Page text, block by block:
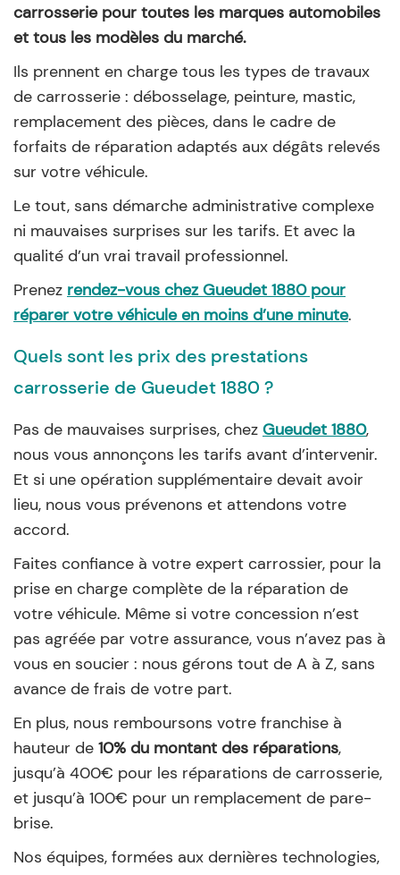
carrosserie pour toutes les marques automobiles
et tous les modèles du marché.
Ils prennent en charge tous les types de travaux
de carrosserie : débosselage, peinture, mastic,
remplacement des pièces, dans le cadre de
forfaits de réparation adaptés aux dégâts relevés
sur votre véhicule.
Le tout, sans démarche administrative complexe
ni mauvaises surprises sur les tarifs. Et avec la
qualité d’un vrai travail professionnel.
Prenez rendez-vous chez Gueudet 1880 pour
réparer votre véhicule en moins d’une minute.
Quels sont les prix des prestations
carrosserie de Gueudet 1880 ?
Pas de mauvaises surprises, chez Gueudet 1880,
nous vous annonçons les tarifs avant d’intervenir.
Et si une opération supplémentaire devait avoir
lieu, nous vous prévenons et attendons votre
accord.
Faites confiance à votre expert carrossier, pour la
prise en charge complète de la réparation de
votre véhicule. Même si votre concession n’est
pas agréée par votre assurance, vous n’avez pas à
vous en soucier : nous gérons tout de A à Z, sans
avance de frais de votre part.
En plus, nous remboursons votre franchise à
hauteur de 10% du montant des réparations,
jusqu’à 400€ pour les réparations de carrosserie,
et jusqu’à 100€ pour un remplacement de pare-
brise.
Nos équipes, formées aux dernières technologies,